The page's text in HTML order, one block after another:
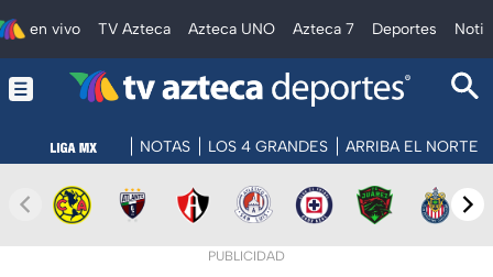
en vivo TV Azteca Azteca UNO Azteca 7 Deportes
NOTAS LOS 4 GRANDES ARRIBA EL NORTE
PUBLICIDAD